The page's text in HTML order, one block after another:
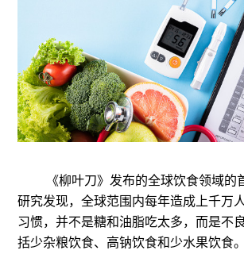
《柳叶刀》发布的全球饮食领域的
研究发现，全球范围内每年造成上千万
习惯，并不是糖和油脂吃太多，而是不
括少杂粮饮食、高钠饮食和少水果饮食